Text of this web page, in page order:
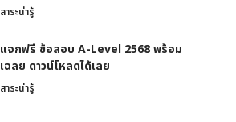
สาระน่ารู้
แจกฟรี ข้อสอบ A-Level 2568 พร้อม
เฉลย ดาวน์โหลดได้เลย
สาระน่ารู้